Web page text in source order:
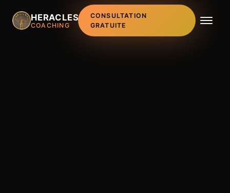
HERACLES
COACHING
CONSULTATION
GRATUITE